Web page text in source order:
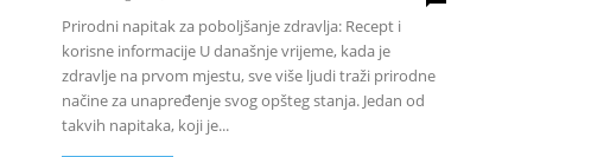
Prirodni napitak za poboljšanje zdravlja: Recept i
korisne informacije U današnje vrijeme, kada je
zdravlje na prvom mjestu, sve više ljudi traži prirodne
načine za unapređenje svog opšteg stanja. Jedan od
takvih napitaka, koji je...